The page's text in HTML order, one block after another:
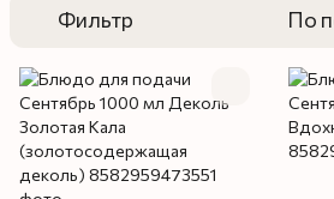
Фильтр По